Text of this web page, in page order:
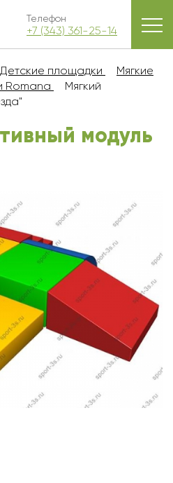
Телефон
+7 (343) 361-25-14
Детские площадки
Мягкие
Romana
Мягкий
модуль